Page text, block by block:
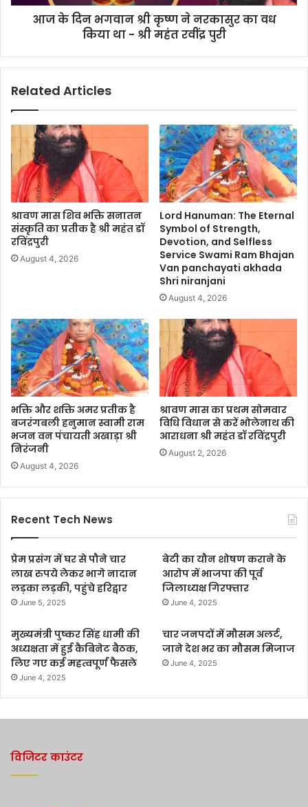
आज के दिन भगवान श्री कृष्ण ने नरकासुर का वध
किया था - श्री महंत रवींद्र पुरी
Related Articles
श्रावण मास शिव भक्ति सनातन
संस्कृति का प्रतीक है श्री महंत डॉ
रविंद्रपुरी
August 4, 2026
Lord Hanuman: The Eternal
Symbol of Strength,
Devotion, and Selfless
Service Swami Ram Bhajan
Van panchayati akhada
Shri niranjani
August 4, 2026
भक्ति और शक्ति अमर प्रतीक है
बजरंगबली हनुमान स्वामी राम
भजन वन पंचायती अखाड़ा श्री
निरंजनी
August 4, 2026
श्रावण मास का प्रथम सोमवार
विधि विधान से करें भोलेनाथ की
आराधना श्री महंत डॉ रविंद्रपुरी
August 2, 2026
Recent Tech News
प्रेम प्रसंग में घर से पौने चार
लाख रुपये लेकर भागे नादान
लड़का लड़की, पहुंचे हरिद्वार
June 5, 2025
बेटी का यौन शोषण कराने के
आरोप में भाजपा की पूर्व
जिलाध्यक्ष गिरफ्तार
June 4, 2025
मुख्यमंत्री पुष्कर सिंह धामी की
अध्यक्षता में हुई कैबिनेट बैठक,
लिए गए कई महत्वपूर्ण फैसले
June 4, 2025
चार जनपदों में मौसम अलर्ट,
जाने देश भर का मौसम मिजाज
June 4, 2025
विजिटर काउंटर